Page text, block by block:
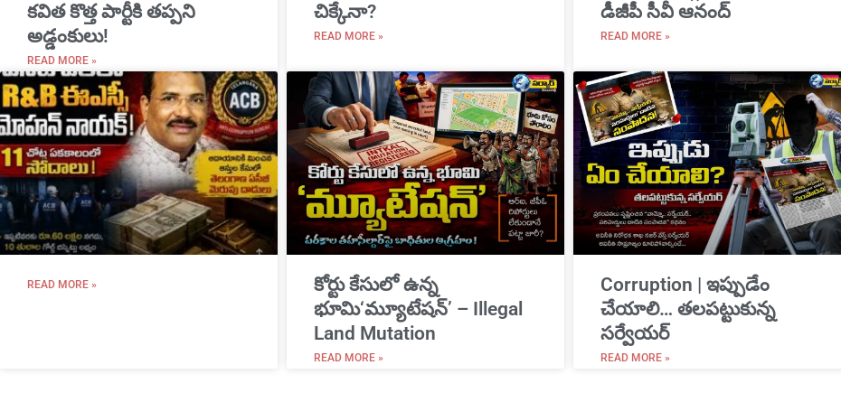
కవిత కొత్త పార్టీకి తప్పని
అడ్డంకులు!
READ MORE »
చిక్కేనా?
READ MORE »
డీజీపీ సీవీ ఆనంద్
READ MORE »
READ MORE »
​కోర్టు కేసులో ఉన్న
భూమి‘మ్యూటేషన్’ – Illegal
Land Mutation
READ MORE »
Corruption | ఇప్పుడేం
చేయాలి… తలపట్టుకున్న
సర్వేయర్
READ MORE »